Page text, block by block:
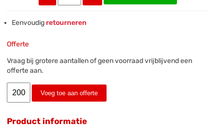
Eenvoudigretourneren
Offerte
Vraag bij grotere aantallen of geen voorraad vrijblijvend een
offerte aan.
Voeg toe aan offerte
Product informatie